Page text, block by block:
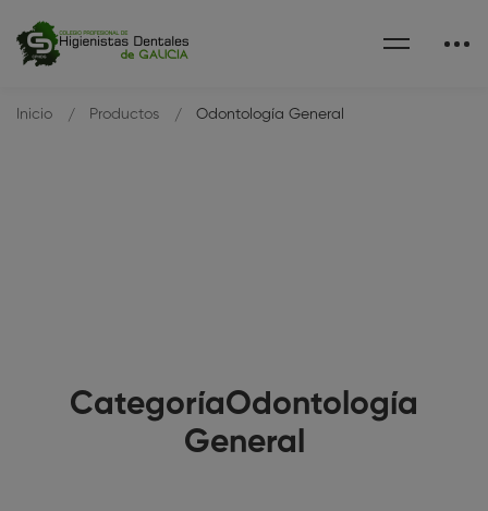
CategoríaOdontología
General
Inicio Productos Odontología General